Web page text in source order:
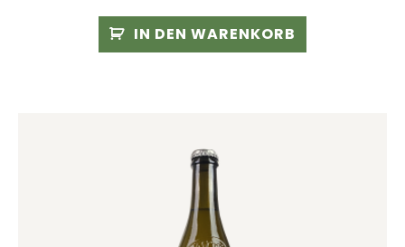
IN DEN WARENKORB